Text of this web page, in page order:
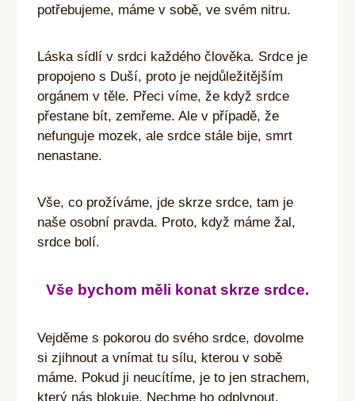
potřebujeme, máme v sobě, ve svém nitru.
Láska sídlí v srdci každého člověka. Srdce je
propojeno s Duší, proto je nejdůležitějším
orgánem v těle. Přeci víme, že když srdce
přestane bít, zemřeme. Ale v případě, že
nefunguje mozek, ale srdce stále bije, smrt
nenastane.
Vše, co prožíváme, jde skrze srdce, tam je
naše osobní pravda. Proto, když máme žal,
srdce bolí.
Vše bychom měli konat skrze srdce.
Vejděme s pokorou do svého srdce, dovolme
si zjihnout a vnímat tu sílu, kterou v sobě
máme. Pokud ji neucítíme, je to jen strachem,
který nás blokuje. Nechme ho odplynout,